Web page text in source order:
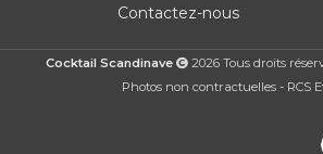
Contactez-nous
Cocktail Scandinave 2026 Tous droits
Photos non contractuelles - RCS